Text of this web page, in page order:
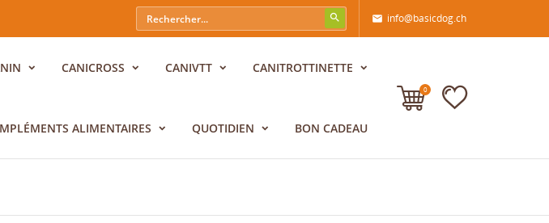
 info@basicdog.ch
CANICROSS CANIVTT CANITROTTINETTE
ALIMENTAIRES QUOTIDIEN BON CADEAU
0